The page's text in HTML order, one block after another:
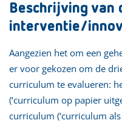
Beschrijving van
interventie/
Aangezien het om een
er voor gekozen om de
curriculum te evalueren:
(‘curriculum op papier
curriculum (‘curriculum